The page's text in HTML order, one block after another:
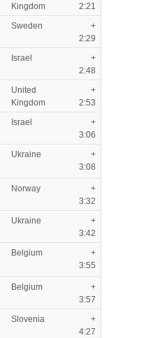
Kingdom
2:21
Sweden
+
2:29
Israel
+
2:48
United
Kingdom
+
2:53
Israel
+
3:06
Ukraine
+
3:08
Norway
+
3:32
Ukraine
+
3:42
Belgium
+
3:55
Belgium
+
3:57
Slovenia
+
4:27